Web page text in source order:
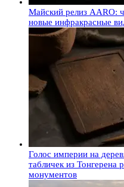
Майский релиз AARO:
новые инфракрасные
Голос империи на
табличек из Тонгерена
монументов